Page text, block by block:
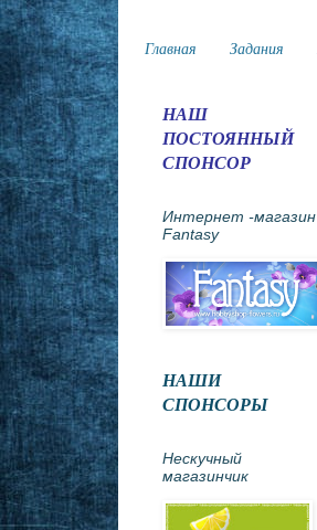
Главная Задания
НАШ
ПОСТОЯННЫЙ
СПОНСОР
Интернет -магазин
Fantasy
НАШИ
СПОНСОРЫ
Нескучный
магазинчик